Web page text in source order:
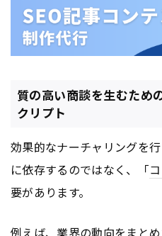
質の高い商談を生むため
クリプト
効果的なナーチャリングを
に依存するのではなく、「
要があります。
例えば、業界の動向をまと